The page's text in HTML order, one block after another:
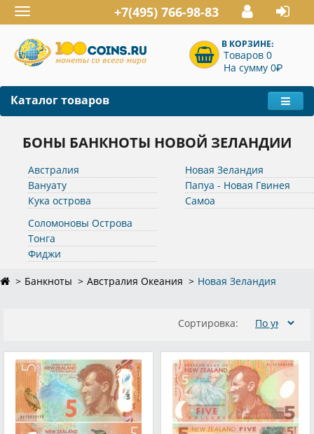
Toggle
navigation
+7(495) 766-98-83
В КОРЗИНЕ:
Товаров 0
На сумму 0P
Каталог товаров
БОНЫ БАНКНОТЫ НОВОЙ ЗЕЛАНДИИ
Австралия
Вануату
Кука острова
Новая Зеландия
Папуа - Новая Гвинея
Самоа
Соломоновы Острова
Тонга
Фиджи
Банкноты Австралия Океания Новая Зеландия
Сортировка: